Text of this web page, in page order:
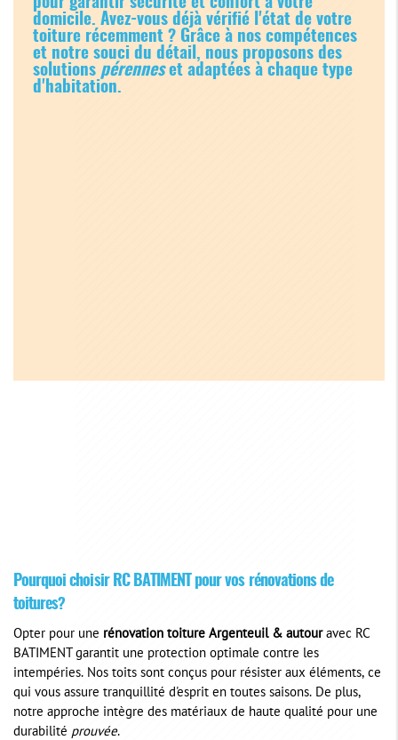
domicile. Avez-vous déjà vérifié l'état de votre
toiture récemment ? Grâce à nos compétences
et notre souci du détail, nous proposons des
solutions pérenneset adaptées à chaque type
d'habitation.
Pourquoi choisir RC BATIMENT pour vos rénovations de
toitures?
Opter pour une rénovation toiture Argenteuil & autouravec RC
BATIMENT garantit une protection optimale contre les
intempéries. Nos toits sont conçus pour résister aux éléments, ce
qui vous assure tranquillité d'esprit en toutes saisons. De plus,
notre approche intègre des matériaux de haute qualité pour une
durabilité prouvée.